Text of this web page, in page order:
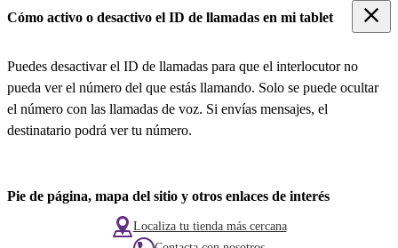
Cómo activo o desactivo el ID de llamadas en mi tablet
Puedes desactivar el ID de llamadas para que el interlocutor no
pueda ver el número del que estás llamando. Solo se puede ocultar
el número con las llamadas de voz. Si envías mensajes, el
destinatario podrá ver tu número.
Pie de página, mapa del sitio y otros enlaces de interés
Localiza tu tienda más cercana